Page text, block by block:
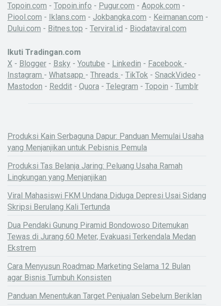
Topoin.com - Topoin.info - Pugur.com - Aopok.com -
Piool.com - Iklans.com - Jokbangka.com - Keimanan.com -
Dului.com - Bitnes.top - Terviral.id - Biodataviral.com
Ikuti Tradingan.com
X - Blogger - Bsky - Youtube - Linkedin - Facebook -
Instagram - Whatsapp - Threads - TikTok - SnackVideo -
Mastodon - Reddit - Quora - Telegram - Topoin - Tumblr
Produksi Kain Serbaguna Dapur: Panduan Memulai Usaha
yang Menjanjikan untuk Pebisnis Pemula
Produksi Tas Belanja Jaring: Peluang Usaha Ramah
Lingkungan yang Menjanjikan
Viral Mahasiswi FKM Undana Diduga Depresi Usai Sidang
Skripsi Berulang Kali Tertunda
Dua Pendaki Gunung Piramid Bondowoso Ditemukan
Tewas di Jurang 60 Meter, Evakuasi Terkendala Medan
Ekstrem
Cara Menyusun Roadmap Marketing Selama 12 Bulan
agar Bisnis Tumbuh Konsisten
Panduan Menentukan Target Penjualan Sebelum Beriklan